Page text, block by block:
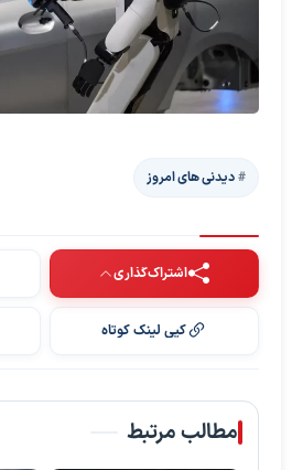
دیدنی های امروز
اشتراک‌گذاری
کپی لینک کوتاه
مطالب مرتبط